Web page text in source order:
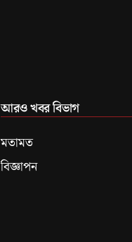
আরও খবর বিভাগ
মতামত
বিজ্ঞাপন